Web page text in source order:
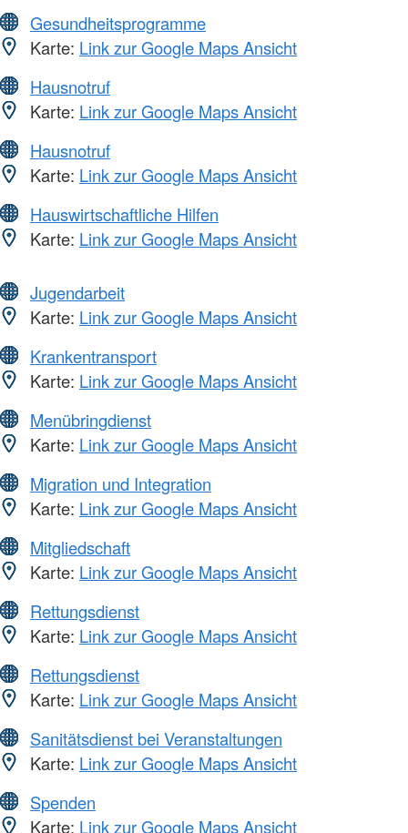
Gesundheitsprogramme
Karte: Link zur Google Maps Ansicht
Hausnotruf
Karte: Link zur Google Maps Ansicht
Hausnotruf
Karte: Link zur Google Maps Ansicht
Hauswirtschaftliche Hilfen
Karte: Link zur Google Maps Ansicht
Jugendarbeit
Karte: Link zur Google Maps Ansicht
Krankentransport
Karte: Link zur Google Maps Ansicht
Menübringdienst
Karte: Link zur Google Maps Ansicht
Migration und Integration
Karte: Link zur Google Maps Ansicht
Mitgliedschaft
Karte: Link zur Google Maps Ansicht
Rettungsdienst
Karte: Link zur Google Maps Ansicht
Rettungsdienst
Karte: Link zur Google Maps Ansicht
Sanitätsdienst bei Veranstaltungen
Karte: Link zur Google Maps Ansicht
Spenden
Karte: Link zur Google Maps Ansicht